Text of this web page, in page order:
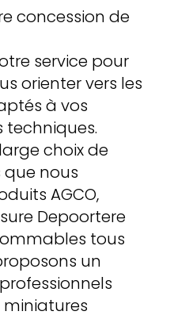
concession de
service pour
orienter vers les
à vos
techniques.
choix de
nous
AGCO,
Depoortere
tous
un